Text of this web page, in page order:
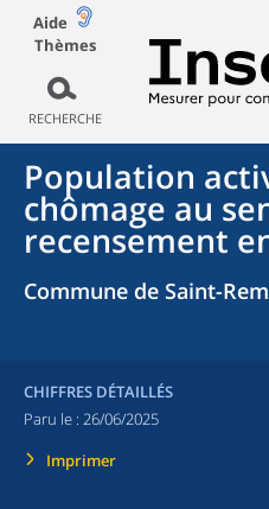
Aide
Thèmes
RECHERCHE
Population
chômage au
recensement
Commune de Saint-
CHIFFRES DÉTAILLÉS
Paru le : 26/06/2025
Imprimer